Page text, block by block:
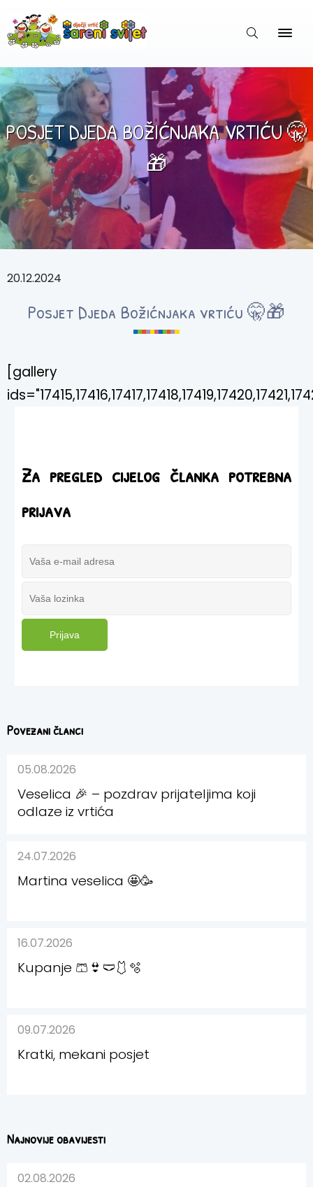
POSJET DJEDA BOŽIĆNJAKA VRTIĆU 🤫
🎁
20.12.2024
Posjet Djeda Božićnjaka vrtiću 🤫🎁
[gallery
Za pregled cijelog članka potrebna
prijava
Prijava
Povezani članci
05.08.2026
Veselica 🎉 – pozdrav prijateljima koji
odlaze iz vrtića
24.07.2026
Martina veselica 🤩🥳
16.07.2026
Kupanje 🩳👙🩲🩱🫧
09.07.2026
Kratki, mekani posjet
Najnovije obavijesti
02.08.2026